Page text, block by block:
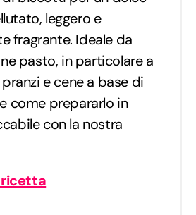
leggero e
fragrante. Ideale da
pasto, in particolare a
e cene a base di
come prepararlo in
con la nostra